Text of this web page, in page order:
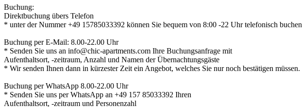
Buchung:
Direktbuchung übers Telefon
* unter der Nummer +49 15785033392 können Sie bequem von 8:00 -22 Uhr telefonisch buchen
Buchung per E-Mail: 8.00-22.00 Uhr
* Senden Sie uns an info@chic-apartments.com Ihre Buchungsanfrage mit
Aufenthaltsort, -zeitraum, Anzahl und Namen der Übernachtungsgäste
* Wir senden Ihnen dann in kürzester Zeit ein Angebot, welches Sie nur noch bestätigen müssen.
Buchung per WhatsApp 8.00-22.00 Uhr
* Senden Sie uns per WhatsApp an +49 157 85033392 Ihren
Aufenthaltsort, -zeitraum und Personenzahl